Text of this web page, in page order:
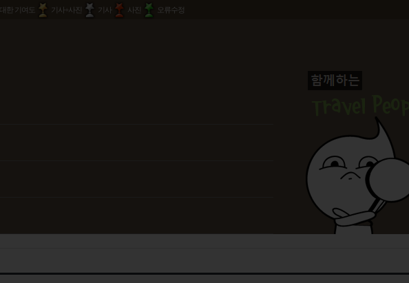
한 기여도 기사+사진 기사 사진 오류수정